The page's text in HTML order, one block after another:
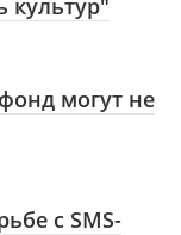
культур"
могут не
с SMS-